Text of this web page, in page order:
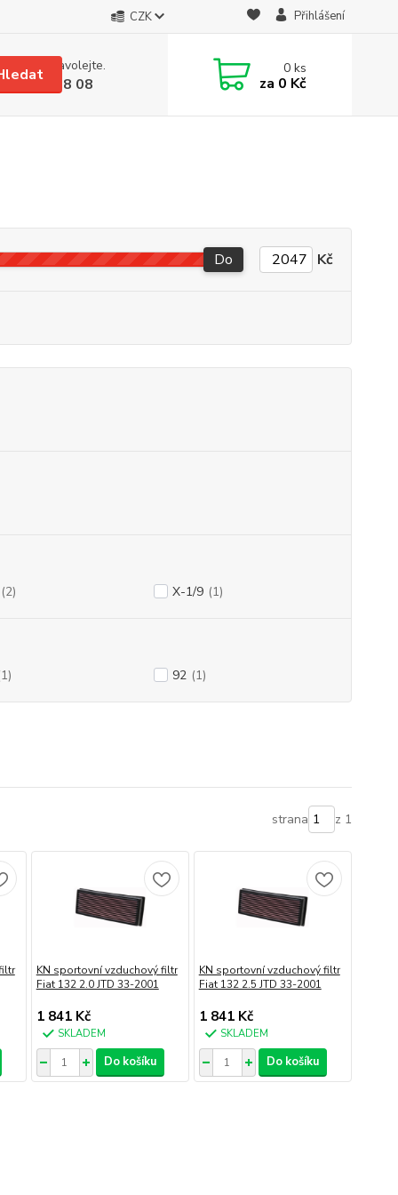
CZK Přihlášení
si rady? Zavolejte.
608 08 18 08
0ks
za 0 Kč
Do Kč
(2) X-1/9 (1)
92 (1)
strana z 1
KN sportovní vzduchový filtr
Fiat 132 2.0 JTD 33-2001
1 841 Kč
SKLADEM
Do košíku
KN sportovní vzduchový filtr
Fiat 132 2.5 JTD 33-2001
1 841 Kč
SKLADEM
Do košíku